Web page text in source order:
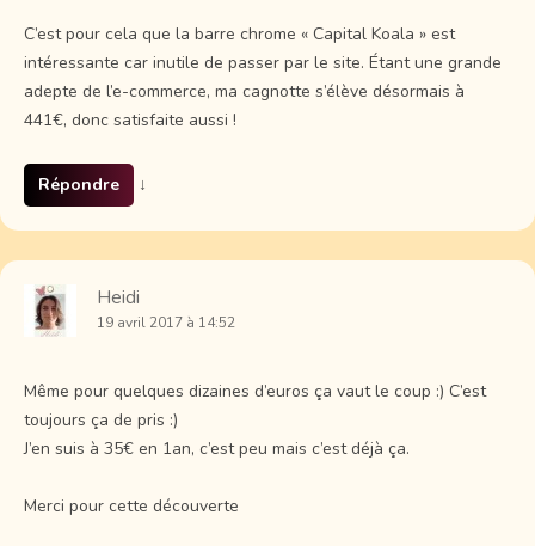
C’est pour cela que la barre chrome « Capital Koala » est
intéressante car inutile de passer par le site. Étant une grande
adepte de l’e-commerce, ma cagnotte s’élève désormais à
441€, donc satisfaite aussi !
Répondre ↓
Heidi
19 avril 2017 à 14:52
Même pour quelques dizaines d’euros ça vaut le coup :) C’est
toujours ça de pris :)
J’en suis à 35€ en 1an, c’est peu mais c’est déjà ça.
Merci pour cette découverte